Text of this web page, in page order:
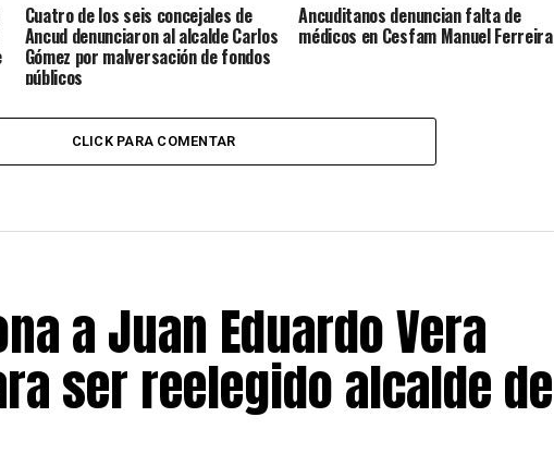
Cuatro de los seis concejales de
Ancud denunciaron al alcalde Carlos
Gómez por malversación de fondos
públicos
Ancuditanos denuncian falta de
médicos en Cesfam Manuel Ferreira
CLICK PARA COMENTAR
a Juan Eduardo Vera
ser reelegido alcalde de